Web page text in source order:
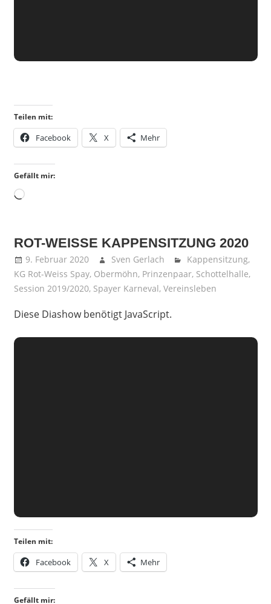
Teilen mit:
Facebook X Mehr
Gefällt mir:
Wird
ROT-WEISSE KAPPENSITZUNG 2020
9. Februar 2020 Sven Gerlach Kappensitzung,
KG Rot-Weiss Spay, Obermöhn, Prinzenpaar, Schottelhalle,
Session 2019/2020, Spayer Karneval, Vereinsleben
Diese Diashow benötigt JavaScript.
Teilen mit:
Facebook X Mehr
Gefällt mir: